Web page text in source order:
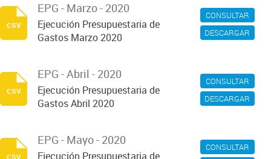
CONSULTAR
DESCARGAR
EPG - Marzo - 2020
Ejecución Presupuestaria de
Gastos Marzo 2020
csv
CONSULTAR
DESCARGAR
EPG - Abril - 2020
Ejecución Presupuestaria de
Gastos Abril 2020
csv
CONSULTAR
EPG - Mayo - 2020
Ejecución Presupuestaria de
csv